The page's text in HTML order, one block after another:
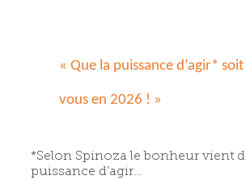
« Que la puissance d’agir*
vous en 2026 ! »
*Selon Spinoza le bonheur vient
puissance d’agir…